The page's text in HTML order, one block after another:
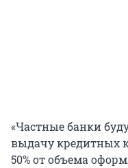
«Частные банки
выдачу кредитных
50% от объема